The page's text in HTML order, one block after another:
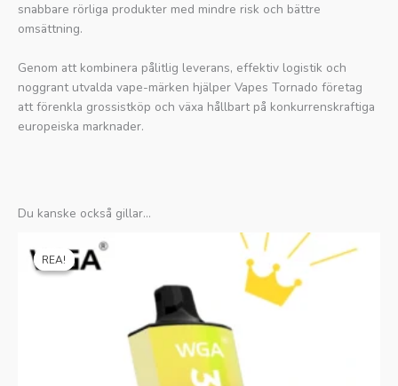
snabbare rörliga produkter med mindre risk och bättre
omsättning.
Genom att kombinera pålitlig leverans, effektiv logistik och
noggrant utvalda vape-märken hjälper Vapes Tornado företag
att förenkla grossistköp och växa hållbart på konkurrenskraftiga
europeiska marknader.
Du kanske också gillar…
REA!
REA!
Ursprungligt
pris
var:
Nuvarande
pris
är: